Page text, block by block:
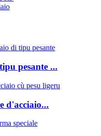
pesante ...
d'acciaio...